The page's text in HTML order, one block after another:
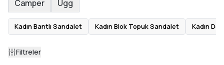
Camper Ugg
Kadın Bantlı Sandalet Kadın Blok Topuk Sandalet Kadın
Filtreler